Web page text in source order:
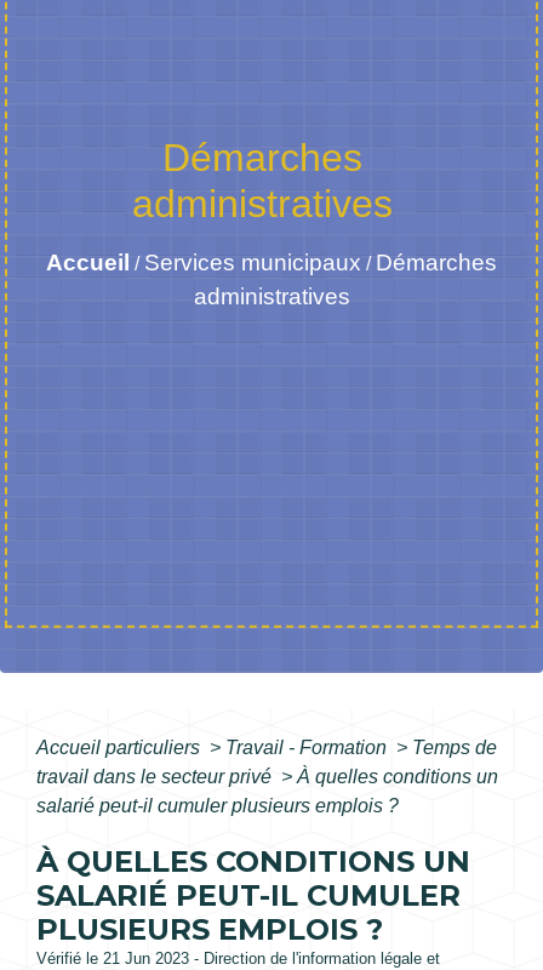
Démarches
administratives
Accueil / Services municipaux / Démarches
administratives
Accueil particuliers > Travail - Formation > Temps de
travail dans le secteur privé > À quelles conditions un
salarié peut-il cumuler plusieurs emplois ?
À QUELLES CONDITIONS UN
SALARIÉ PEUT-IL CUMULER
PLUSIEURS EMPLOIS ?
Vérifié le 21 Jun 2023 - Direction de l'information légale et